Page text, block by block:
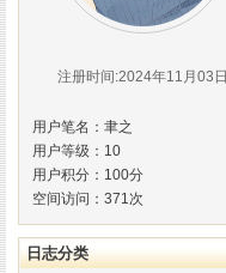
注册时间:2024年11月03日
用户笔名：聿之
用户等级：10
用户积分：100分
空间访问：371次
日志分类